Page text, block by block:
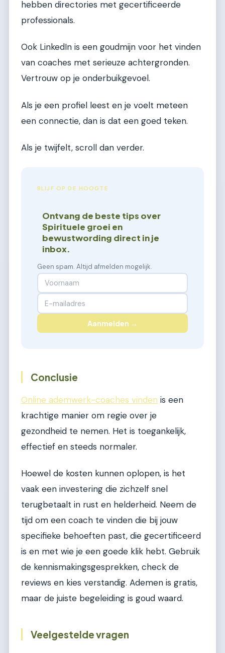
hebben directories met gecertificeerde
professionals.
Ook LinkedIn is een goudmijn voor het vinden
van coaches met serieuze achtergronden.
Vertrouw op je onderbuikgevoel.
Als je een profiel leest en je voelt meteen
een connectie, dan is dat een goed teken.
Als je twijfelt, scroll dan verder.
BLIJF OP DE HOOGTE
Ontvang de beste tips over
Spirituele groei en
bewustwording direct in je
inbox.
Geen spam. Altijd afmelden mogelijk.
Aanmelden →
Conclusie
Online ademwerk-coaches vinden is een
krachtige manier om regie over je
gezondheid te nemen. Het is toegankelijk,
effectief en steeds normaler.
Hoewel de kosten kunnen oplopen, is het
vaak een investering die zichzelf snel
terugbetaalt in rust en helderheid. Neem de
tijd om een coach te vinden die bij jouw
specifieke behoeften past, die gecertificeerd
is en met wie je een goede klik hebt. Gebruik
de kennismakingsgesprekken, check de
reviews en kies verstandig. Ademen is gratis,
maar de juiste begeleiding is goud waard.
Veelgestelde vragen